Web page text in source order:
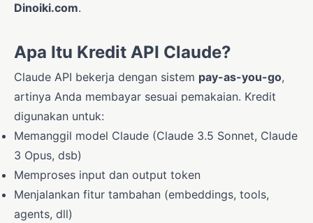
Dinoiki.com.
Apa Itu Kredit API Claude?
Claude API bekerja dengan sistem pay-as-you-go,
artinya Anda membayar sesuai pemakaian. Kredit
digunakan untuk:
Memanggil model Claude (Claude 3.5 Sonnet, Claude
3 Opus, dsb)
Memproses input dan output token
Menjalankan fitur tambahan (embeddings, tools,
agents, dll)